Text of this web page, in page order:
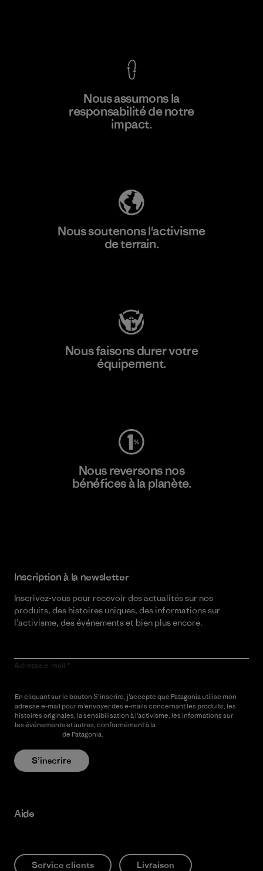
Nous assumons la
responsabilité de notre
impact.
Nous soutenons l'activisme
de terrain.
Nous faisons durer votre
équipement.
Nous reversons nos
bénéfices à la planète.
Inscription à la newsletter
Inscrivez-vous pour recevoir des actualités sur nos
produits, des histoires uniques, des informations sur
l’activisme, des événements et bien plus encore.
Adresse e-mail
En cliquant sur le bouton S’inscrire, j’accepte que Patagonia utilise mon
adresse e-mail pour m’envoyer des e-mails concernant les produits, les
histoires originales, la sensibilisation à l’activisme, les informations sur
les événements et autres, conformément à la
de Patagonia.
S’inscrire
Aide
Service clients Livraison